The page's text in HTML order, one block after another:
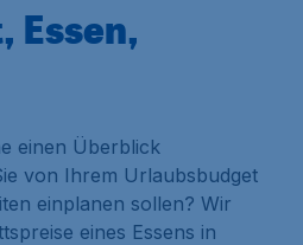
Essen,
einen Überblick
von Ihrem Urlaubsbudget
einplanen sollen? Wir
eines Essens in